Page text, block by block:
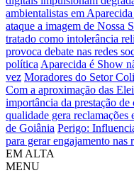
ambientalistas em
ataque a imagem de Nossa
tratado como intolerância
provoca debate nas redes
política Aparecida é Show
vez Moradores do Setor
Com a aproximação das
importância da prestação de
qualidade gera reclamações
de Goiânia Perigo:
para gerar engajamento nas
EM ALTA
MENU